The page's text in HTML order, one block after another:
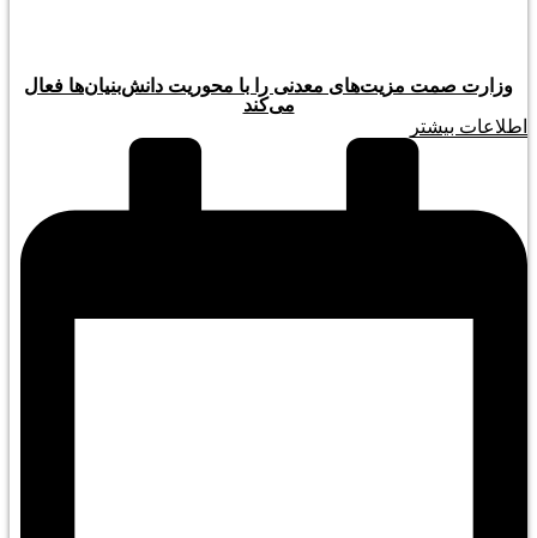
وزارت صمت مزیت‌های معدنی را با محوریت دانش‌بنیان‌ها فعال
می‌کند
اطلاعات بیشتر